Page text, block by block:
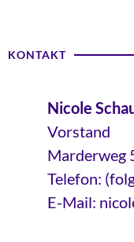
KONTAKT
Nicole
Vorstand
Marderweg
Telefon:
E-Mail: